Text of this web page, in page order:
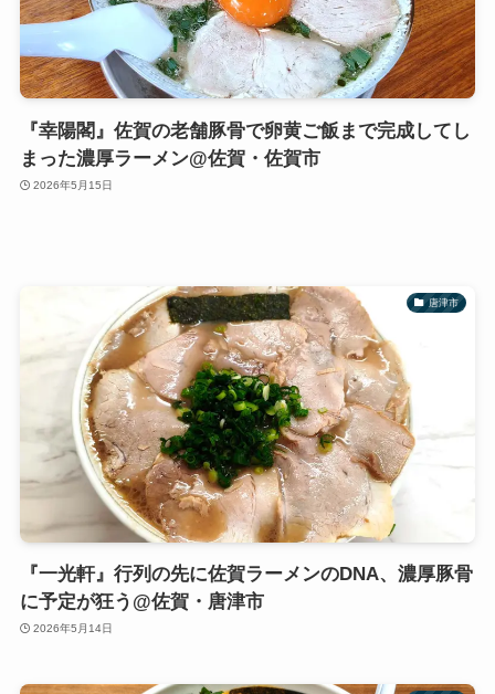
『幸陽閣』佐賀の老舗豚骨で卵黄ご飯まで完成してし
まった濃厚ラーメン@佐賀・佐賀市
2026年5月15日
唐津市
『一光軒』行列の先に佐賀ラーメンのDNA、濃厚豚骨
に予定が狂う@佐賀・唐津市
2026年5月14日